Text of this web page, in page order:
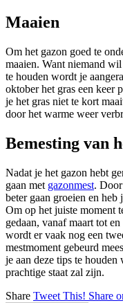
Maaien
Om het gazon goed te
maaien. Want niemand
te houden wordt je
oktober het gras een keer
je het gras niet te kort
door het warme weer
Bemesting van
Nadat je het gazon hebt
gaan met gazonmest.
beter gaan groeien en
Om op het juiste moment
gedaan, vanaf maart tot
wordt er vaak nog een
mestmoment gebeurd
je aan deze tips te houden
prachtige staat zal zijn.
Share Tweet This! Share